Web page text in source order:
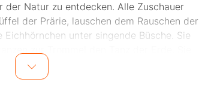
der Natur zu entdecken. Alle Zuschauer
der Prärie, lauschen dem Rauschen der
unter singende Büsche. Sie
und erleben mit dem fröhlichen
spannende und amüsante Abenteuer.